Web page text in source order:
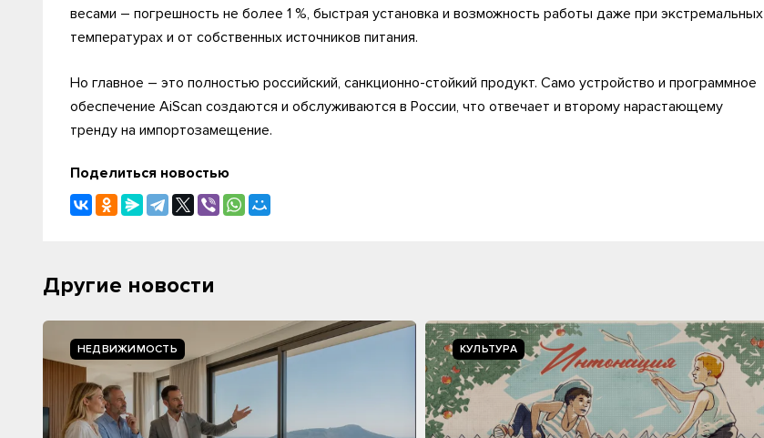
весами – погрешность не более 1 %, быстрая установка и возможность работы даже при экстремальных
температурах и от собственных источников питания.
Но главное – это полностью российский, санкционно-стойкий продукт. Само устройство и программное
обеспечение AiScan создаются и обслуживаются в России, что отвечает и второму нарастающему
тренду на импортозамещение.
Поделиться новостью
Другие новости
НЕДВИЖИМОСТЬ КУЛЬТУРА